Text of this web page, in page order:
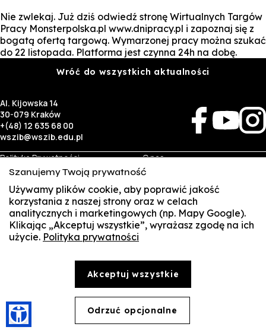
Nie zwlekaj. Już dziś odwiedź stronę Wirtualnych Targów
Pracy Monsterpolska.pl www.dnipracy.pl i zapoznaj się z
bogatą ofertą targową. Wymarzonej pracy można szukać
do 22 listopada. Platforma jest czynna 24h na dobę.
Wróć do wszystkich aktualności
Al. Kijowska 14
30-079 Kraków
+(48) 12 635 68 00
wszib@wszib.edu.pl
Polityka Prywatności
RODO
Identyfikacja wizualna
O nas
Rekrutacja
Studia
Kontakt
Biznes
Wynajem sal
Targi pracy
Student
Multis Multum
Treści zawarte na stronie www.wszib.edu.pl oraz jej podstronach stanowią, o ile nie wskazano
części: kopiowania, reprodukowania, modyfikowania, dystrybuowania, publikowania,
wyświetlania, utrwalania oraz wykorzystywania w jakiejkolwiek innej formie. Ograniczenia
powyższe nie dotyczą dozwolonego użytku osobistego.
Szanujemy Twoją prywatność
Używamy plików cookie, aby poprawić jakość
korzystania z naszej strony oraz w celach
analitycznych i marketingowych (np. Mapy Google).
Klikając „Akceptuj wszystkie”, wyrażasz zgodę na ich
użycie. Polityka prywatności
Akceptuj wszystkie
Odrzuć opcjonalne